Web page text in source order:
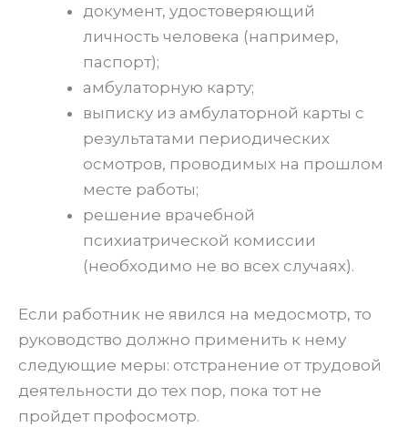
документ, удостоверяющий
личность человека (например,
паспорт);
амбулаторную карту;
выписку из амбулаторной карты с
результатами периодических
осмотров, проводимых на прошлом
месте работы;
решение врачебной
психиатрической комиссии
(необходимо не во всех случаях).
Если работник не явился на медосмотр, то
руководство должно применить к нему
следующие меры: отстранение от трудовой
деятельности до тех пор, пока тот не
пройдет профосмотр.